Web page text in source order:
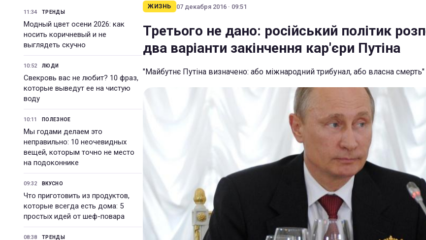
11:34 ТРЕНДЫ
Модный цвет осени 2026: как
носить коричневый и не
выглядеть скучно
10:52 ЛЮДИ
Свекровь вас не любит? 10 фраз,
которые выведут ее на чистую
воду
10:11 ПОЛЕЗНОЕ
Мы годами делаем это
неправильно: 10 неочевидных
вещей, которым точно не место
на подоконнике
09:32 ВКУСНО
Что приготовить из продуктов,
которые всегда есть дома: 5
простых идей от шеф-повара
08:38 ТРЕНДЫ
ЖИЗНЬ 07 декабря 2016 · 09:51
Третього не дано: російський політик
два варіанти закінчення кар'єри Путіна
"Майбутнє Путіна визначено: або міжнародний трибунал, або власна смерть"